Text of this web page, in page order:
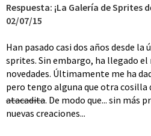
:
Respuesta: ¡La Galería de Sprites
02/07/15
Han pasado casi dos años desde
sprites. Sin embargo, ha llegado
novedades. Últimamente me ha
pero tengo alguna que otra cosilla
atacadita. De modo que... sin más
nuevas creaciones...